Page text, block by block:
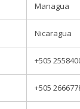
Managua
Nicaragua
+505
+505